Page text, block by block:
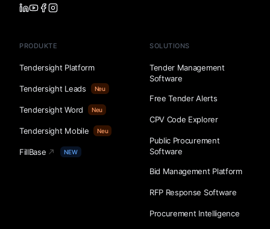
PRODUKTE
Tendersight Platform
Tendersight Leads Neu
Tendersight Word Neu
Tendersight Mobile Neu
FillBase NEW
SOLUTIONS
Tender Management
Software
Free Tender Alerts
CPV Code Explorer
Public Procurement
Software
Bid Management Platform
RFP Response Software
Procurement Intelligence